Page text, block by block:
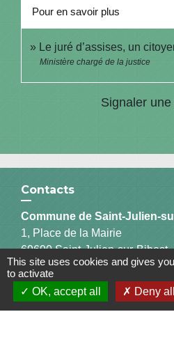
Pour en savoir plus
Le juré d’assises, un
Ministère chargé de la justice
Signaler
Contacts
Commune de Saint-Julien-
1, Place de la Mairie
69690 Saint-Julien-sur-Bibost
+33 4 74 70 72 03
This site uses cookies and gives
to activate
OK, accept all
Deny